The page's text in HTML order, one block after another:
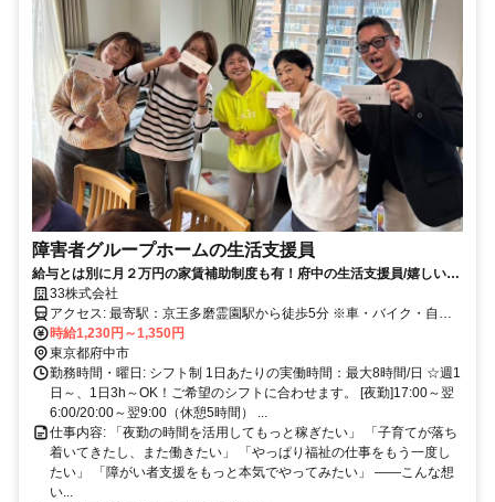
障害者グループホームの生活支援員
給与とは別に月２万円の家賃補助制度も有！府中の生活支援員/嬉しい夜
勤ボーナス有/週1日～1日3h～/昼勤務もOK!
33株式会社
アクセス: 最寄駅：京王多磨霊園駅から徒歩5分 ※車・バイク・自転
車通勤OK
時給1,230円～1,350円
東京都府中市
勤務時間・曜日: シフト制 1日あたりの実働時間：最大8時間/日 ☆週1
日～、1日3h～OK！ご希望のシフトに合わせます。 [夜勤]17:00～翌
6:00/20:00～翌9:00（休憩5時間） ...
仕事内容: 「夜勤の時間を活用してもっと稼ぎたい」 「子育てが落ち
着いてきたし、また働きたい」 「やっぱり福祉の仕事をもう一度し
たい」 「障がい者支援をもっと本気でやってみたい」 ――こんな想
い...